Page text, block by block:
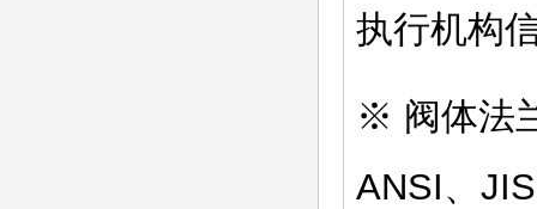
执行机构
※ 阀体法
ANSI、